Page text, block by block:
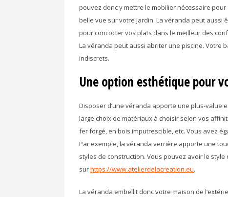
pouvez donc y mettre le mobilier nécessaire
belle vue sur votre jardin. La véranda peut aussi
pour concocter vos plats dans le meilleur des
La véranda peut aussi abriter une piscine. Votre
indiscrets.
Une option esthétique pour
Disposer d’une véranda apporte une plus-value
large choix de matériaux à choisir selon vos
fer forgé, en bois imputrescible, etc. Vous avez
Par exemple, la véranda verrière apporte une
styles de construction. Vous pouvez avoir le
surhttps://www.atelierdelacreation.eu.
La véranda embellit donc votre maison de